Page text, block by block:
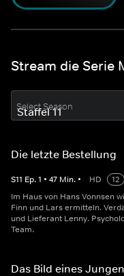
Stream die Serie
Select Season
Die letzte Bestellung
S11 Ep.1 • 47 Min. • HD
12
Im Haus von Hans Vonnsen
Finn und Lars ermitteln.
und Lieferant Lenny.
Team.
Das Bild eines Jungen